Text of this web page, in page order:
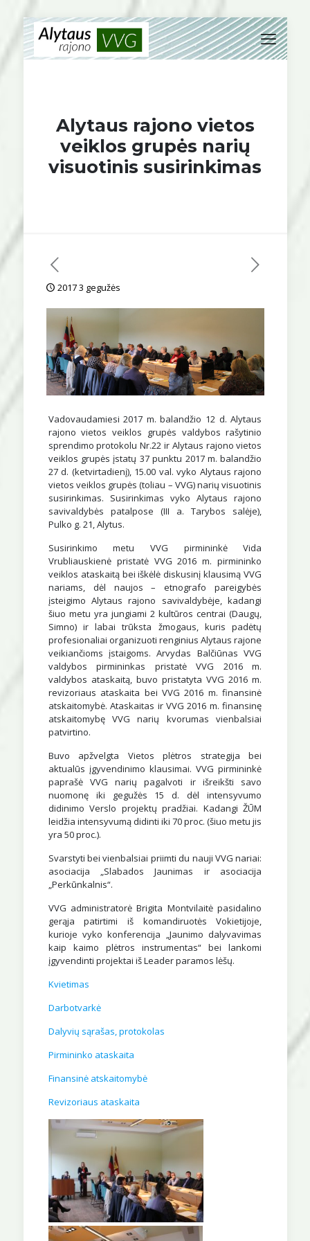
Alytaus rajono vietos
veiklos grupės narių
visuotinis susirinkimas
2017 3 gegužės
Vadovaudamiesi 2017 m. balandžio 12 d. Alytaus
rajono vietos veiklos grupės valdybos rašytinio
sprendimo protokolu Nr.22 ir Alytaus rajono vietos
veiklos grupės įstatų 37 punktu 2017 m. balandžio
27 d. (ketvirtadienį), 15.00 val. vyko Alytaus rajono
vietos veiklos grupės (toliau – VVG) narių visuotinis
susirinkimas. Susirinkimas vyko Alytaus rajono
savivaldybės patalpose (III a. Tarybos salėje),
Pulko g. 21, Alytus.
Susirinkimo metu VVG pirmininkė Vida
Vrubliauskienė pristatė VVG 2016 m. pirmininko
veiklos ataskaitą bei iškėlė diskusinį klausimą VVG
nariams, dėl naujos – etnografo pareigybės
įsteigimo Alytaus rajono savivaldybėje, kadangi
šiuo metu yra jungiami 2 kultūros centrai (Daugų,
Simno) ir labai trūksta žmogaus, kuris padėtų
profesionaliai organizuoti renginius Alytaus rajone
veikiančioms įstaigoms. Arvydas Balčiūnas VVG
valdybos pirmininkas pristatė VVG 2016 m.
valdybos ataskaitą, buvo pristatyta VVG 2016 m.
revizoriaus ataskaita bei VVG 2016 m. finansinė
atskaitomybė. Ataskaitas ir VVG 2016 m. finansinę
atskaitomybę VVG narių kvorumas vienbalsiai
patvirtino.
Buvo apžvelgta Vietos plėtros strategija bei
aktualūs įgyvendinimo klausimai. VVG pirmininkė
paprašė VVG narių pagalvoti ir išreikšti savo
nuomonę iki gegužės 15 d. dėl intensyvumo
didinimo Verslo projektų pradžiai. Kadangi ŽŪM
leidžia intensyvumą didinti iki 70 proc. (šiuo metu jis
yra 50 proc.).
Svarstyti bei vienbalsiai priimti du nauji VVG nariai:
asociacija „Slabados Jaunimas ir asociacija
„Perkūnkalnis“.
VVG administratorė Brigita Montvilaitė pasidalino
gerąja patirtimi iš komandiruotės Vokietijoje,
kurioje vyko konferencija „Jaunimo dalyvavimas
kaip kaimo plėtros instrumentas“ bei lankomi
įgyvendinti projektai iš Leader paramos lėšų.
Kvietimas
Darbotvarkė
Dalyvių sąrašas, protokolas
Pirmininko ataskaita
Finansinė atskaitomybė
Revizoriaus ataskaita